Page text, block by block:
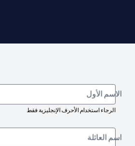
الرجاء استخدام الأحرف الإنجليزية فقط
الاسم الأول
اسم العائلة